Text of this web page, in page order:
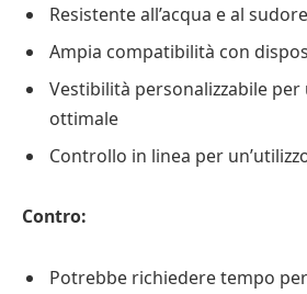
Resistente all’acqua e al sudore
Ampia compatibilità con
Vestibilità personalizzabile
ottimale
Controllo in linea per
Contro:
Potrebbe richiedere tempo